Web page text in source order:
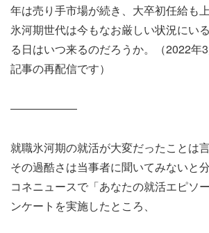
年は売り手市場が続き、大卒初任給も
氷河期世代は今もなお厳しい状況にい
る日はいつ来るのだろうか。（2022年
記事の再配信です）
――――――
就職氷河期の就活が大変だったことは
その過酷さは当事者に聞いてみないと
コネニュースで「あなたの就活エピソ
ンケートを実施したところ、